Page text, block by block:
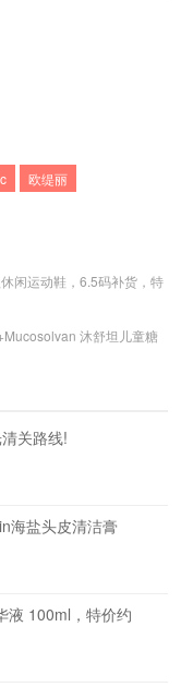
欧缇丽
闲运动鞋，6.5码补货，特
沐舒坦儿童糖
关路线!
海盐头皮清洁膏
液 100ml，特价约